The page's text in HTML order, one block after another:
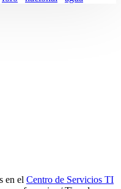
en el Centro de Servicios TI